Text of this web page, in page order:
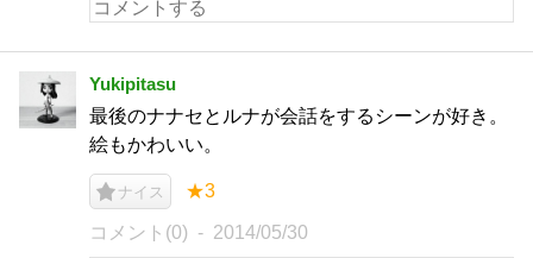
Yukipitasu
最後のナナセとルナが会話をするシーンが好き。
絵もかわいい。
ナイス ★3
コメント(0) 2014/05/30